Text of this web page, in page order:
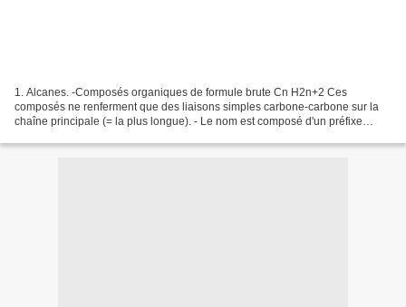
1. Alcanes. -Composés organiques de formule brute Cn H2n+2 Ces
composés ne renferment que des liaisons simples carbone-carbone sur la
chaîne principale (= la plus longue). - Le nom est composé d'un préfixe